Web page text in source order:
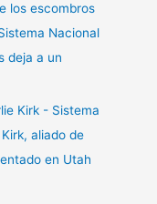
los escombros
Nacional
deja a un
Kirk - Sistema
aliado de
en Utah